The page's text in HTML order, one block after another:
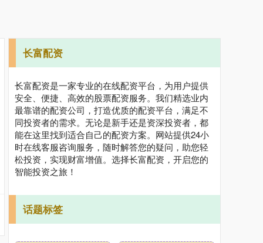
长富配资
长富配资是一家专业的在线配资平台，为用户提供
安全、便捷、高效的股票配资服务。我们精选业内
最靠谱的配资公司，打造优质的配资平台，满足不
同投资者的需求。无论是新手还是资深投资者，都
能在这里找到适合自己的配资方案。网站提供24小
时在线客服咨询服务，随时解答您的疑问，助您轻
松投资，实现财富增值。选择长富配资，开启您的
智能投资之旅！
话题标签